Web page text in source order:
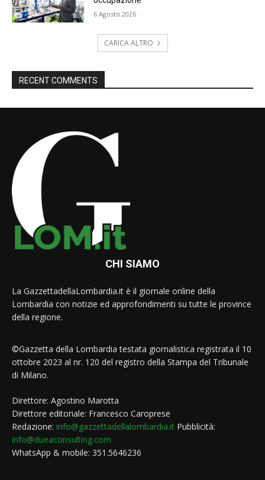
6 Agosto 2026
CARICA ALTRO
RECENT COMMENTS
CHI SIAMO
La GazzettadellaLombardia.it è il giornale online della
Lombardia con notizie ed approfondimenti su tutte le province
della regione.
©Gazzetta della Lombardia testata giornalistica registrata il 10
ottobre 2023 al nr. 120 del registro della Stampa del Tribunale
di Milano.
Direttore: Agostino Marotta
Direttore editoriale: Francesco Caroprese
Redazione: info@gazzettadellalombardia.it Pubblicità:
info@dueaconsulting.com
WhatsApp & mobile: 351.5646236